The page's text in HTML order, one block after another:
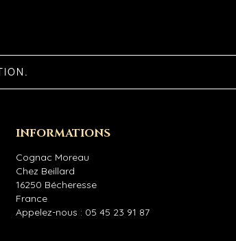
INFORMATIONS
Cognac Moreau
Chez Beillard
16250 Bécheresse
France
Appelez-nous : 05 45 23 91 87